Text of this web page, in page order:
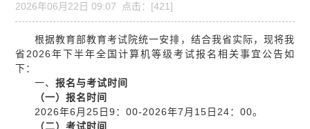
2026年06月22日 09:07 点击：[421]
根据教育部教育考试院统一安排，结合我省实际，现将我
省2026年下半年全国计算机等级考试报名相关事宜公告如
下：
一、报名与考试时间
（一）报名时间
2026年6月25日9：00-2026年7月15日24：00。
（二）考试时间